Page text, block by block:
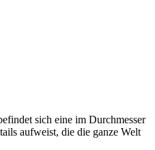
sich eine im Durchmesser
aufweist, die die ganze Welt